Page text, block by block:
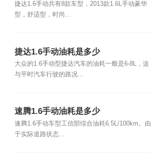
捷达1.6手动共有8款车型，2013款1.6L手动豪华
型，舒适型，时尚...
捷达1.6手动油耗是多少
大众的1.6手动型捷达汽车的油耗一般是6-8L，这
与平时汽车行驶的路况...
速腾1.6手动油耗是多少
速腾1.6手动车型工信部综合油耗6.5L/100km。由
于实际道路状态...